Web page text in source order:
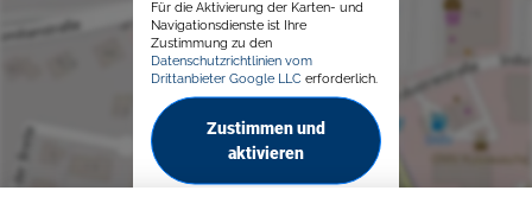
Für die Aktivierung der Karten- und
Navigationsdienste ist Ihre
Zustimmung zu den
Datenschutzrichtlinien vom
Drittanbieter Google LLC erforderlich.
Zustimmen und
aktivieren